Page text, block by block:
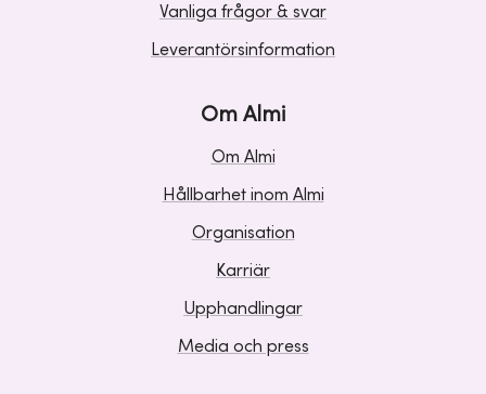
Vanliga frågor & svar
Leverantörsinformation
Om Almi
Om Almi
Hållbarhet inom Almi
Organisation
Karriär
Upphandlingar
Media och press